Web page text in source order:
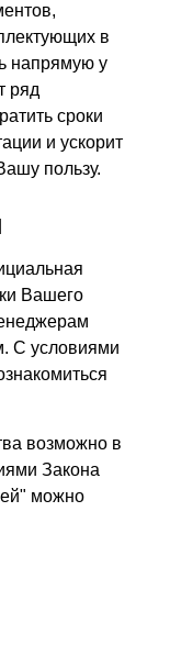
в
напрямую у
ряд
сроки
и ускорит
пользу.
Вашего
С условиями
возможно в
Закона
можно